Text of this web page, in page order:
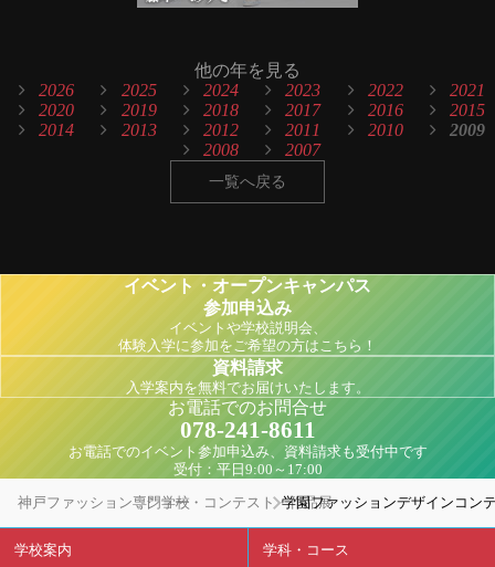
他の年を見る
2026
2025 2024 2023 2022
2021
2020
2019 2018 2017 2016
2015
2014
2013 2012 2011 2010
2009
2008
2007
一覧へ戻る
イベント・オープンキャンパス
参加申込み
イベントや学校説明会、
体験入学に参加をご希望の方はこちら！
資料請求
入学案内を無料でお届けいたします。
お電話でのお問合せ
078-241-8611
お電話でのイベント参加申込み、資料請求も受付中です
受付：平日9:00～17:00
神戸ファッション専門学校ショー・コンテスト・作品展学園ファッションデザインコン
学校案内 学科・コース